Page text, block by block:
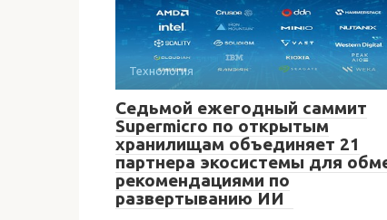
Технология
Седьмой ежегодный саммит
Supermicro по открытым
хранилищам объединяет 21
партнера экосистемы для
рекомендациями по
развертыванию ИИ